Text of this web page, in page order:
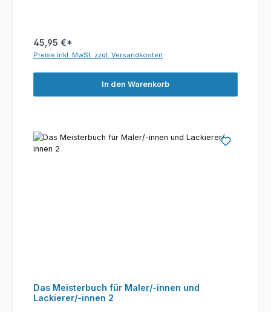
45,95 €*
Preise inkl. MwSt. zzgl. Versandkosten
In den Warenkorb
Das Meisterbuch für Maler/-innen und
Lackierer/-innen 2